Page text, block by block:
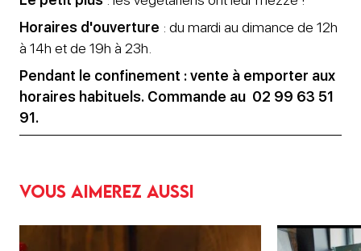
Horaires d'ouverture : du mardi au dimance de 12h
à 14h et de 19h à 23h.
Pendant le confinement : vente à emporter aux
horaires habituels. Commande au 02 99 63 51
91.
Vous aimerez aussi